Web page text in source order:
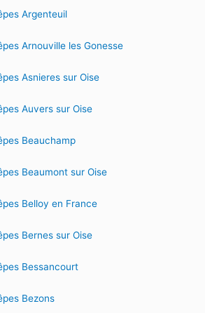
Argenteuil
Arnouville les Gonesse
Asnieres sur Oise
Auvers sur Oise
Beauchamp
Beaumont sur Oise
Belloy en France
Bernes sur Oise
Bessancourt
Bezons